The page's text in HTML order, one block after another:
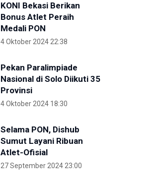
KONI Bekasi Berikan
Bonus Atlet Peraih
Medali PON
4 Oktober 2024 22:38
Pekan Paralimpiade
Nasional di Solo Diikuti 35
Provinsi
4 Oktober 2024 18:30
Selama PON, Dishub
Sumut Layani Ribuan
Atlet-Ofisial
27 September 2024 23:00